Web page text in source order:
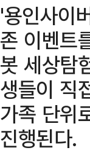
'용인사이
존 이벤트
봇 세상탐
생들이 직
가족 단위
진행된다.